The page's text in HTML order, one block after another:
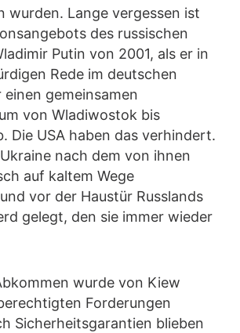
wurden. Lange vergessen ist
des russischen
Putin von 2001, als er in
Rede im deutschen
gemeinsamen
von Wladiwostok bis
Die USA haben das verhindert.
nach dem von ihnen
auf kaltem Wege
vor der Haustür Russlands
gelegt, den sie immer wieder
wurde von Kiew
Forderungen
Sicherheitsgarantien blieben